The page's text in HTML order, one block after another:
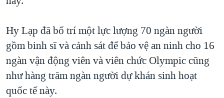
VĂN HOÁ
GIÁO DỤC
CHI PHÍ CHIẾN TRANH AFGHANISTAN
THƯỢNG ĐỈNH TRUMP-KIM TẠI VIỆT NAM
TRỊNH VĨNH BÌNH VS. CHÍNH PHỦ VIỆT NAM
Ngôn ngữ khác
Hy Lạp đã bố trí một lực lượng 70 ngàn người
gồm binh sĩ và cảnh sát để bảo vệ an ninh cho 16
ngàn vận động viên và viên chức Olympic cũng
như hàng trăm ngàn người dự khán sinh hoạt
quốc tế này.